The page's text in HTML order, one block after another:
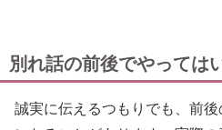
別れ話の前後でやっては
誠実に伝えるつもりでも、前